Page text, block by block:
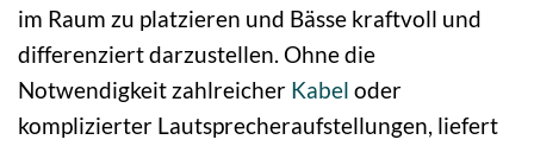
im Raum zu platzieren und Bässe kraftvoll und
differenziert darzustellen. Ohne die
Notwendigkeit zahlreicher Kabel oder
komplizierter Lautsprecheraufstellungen, liefert